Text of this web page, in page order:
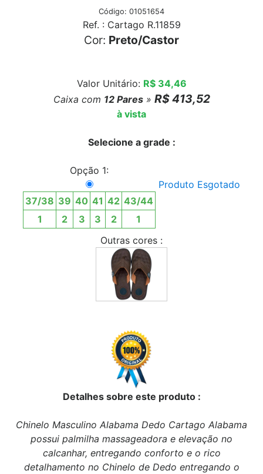
Código: 01051654
Ref. : Cartago R.11859
Cor: Preto/Castor
Valor Unitário: R$ 34,46
Caixa com 12Pares» R$ 413,52
à vista
Selecione a grade :
Opção 1:
37/38 39 40 41 42 43/44
1
2 3 3 2 1
Produto Esgotado
Outras cores :
Detalhes sobre este produto :
Chinelo Masculino Alabama Dedo Cartago Alabama
possui palmilha massageadora e elevação no
calcanhar, entregando conforto e o rico
detalhamento no Chinelo de Dedo entregando o